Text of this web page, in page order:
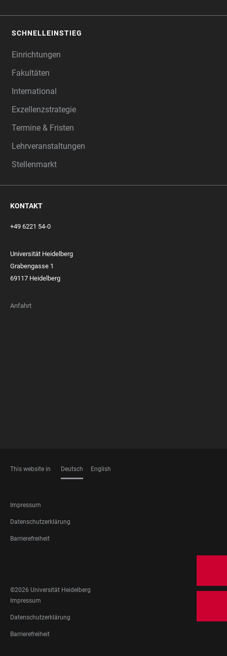
SCHNELLEINSTIEG
Einrichtungen
Fakultäten
International
Exzellenzstrategie
Termine & Fristen
Lehrveranstaltungen
Stellenmarkt
KONTAKT
+49 6221 54-0
Universität Heidelberg
Grabengasse 1
69117 Heidelberg
Anfahrt
This website in Deutsch English
FOOTER
LEGAL
Impressum
Datenschutzerklärung
Barrierefreiheit
MEDIA
©2026 Universität Heidelberg
FOOTER
LEGAL
Impressum
Datenschutzerklärung
Barrierefreiheit